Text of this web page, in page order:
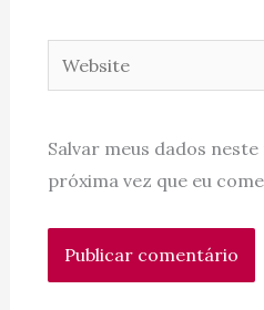
Website
Salvar meus dados
próxima vez que eu